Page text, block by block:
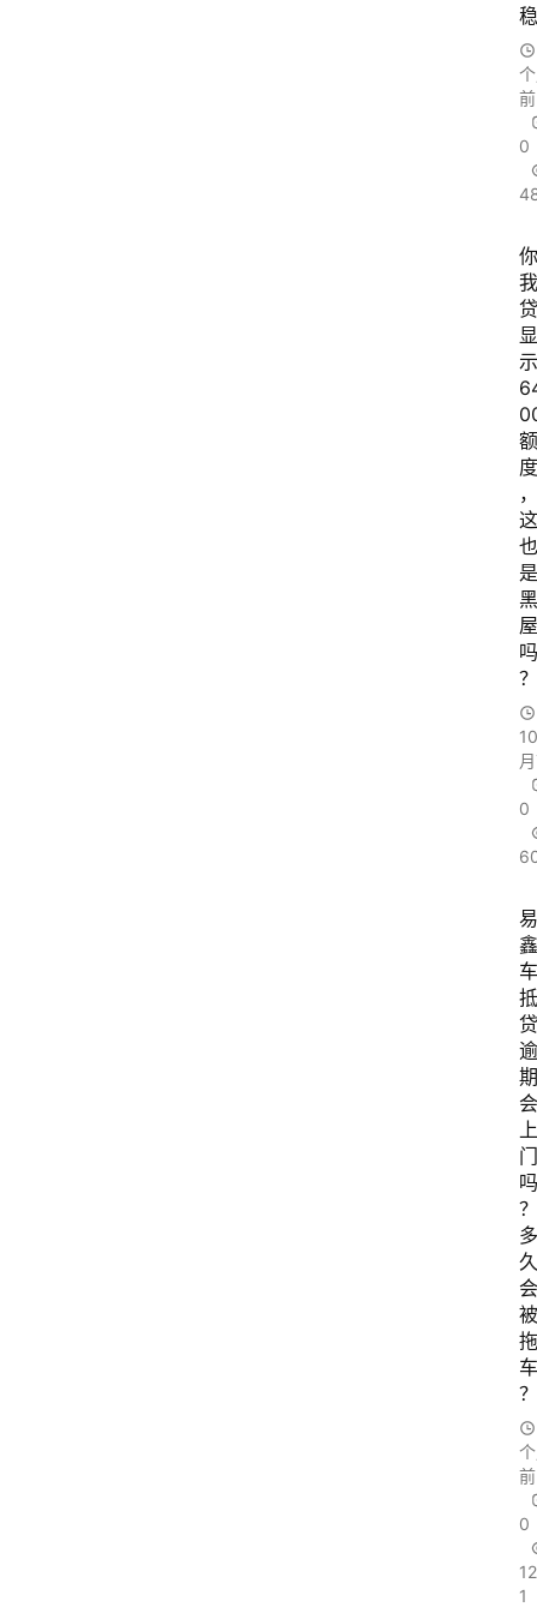
稳
前
0
你
我
贷
显
示
额
度
，
这
也
是
黑
屋
吗
？
0
易
鑫
车
抵
贷
逾
期
会
上
门
吗
？
多
久
会
被
拖
车
？
前
0
1